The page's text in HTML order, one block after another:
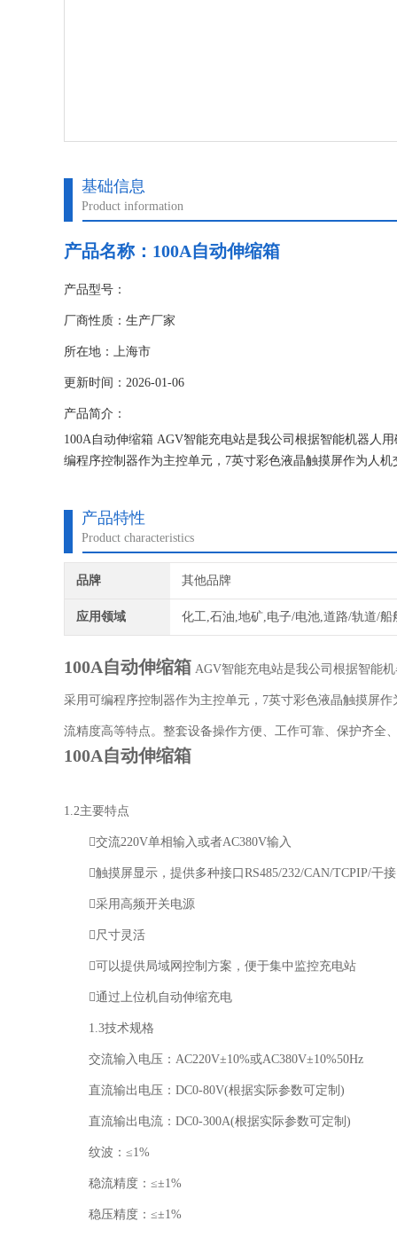
基础信息
Product information
产品名称： 100A自动伸缩箱
产品型号：
厂商性质：生产厂家
所在地：上海市
更新时间：2026-01-06
产品简介：
100A自动伸缩箱 AGV智能充电站是我公司根据智能机器人
编程序控制器作为主控单元，7英寸彩色液晶触摸屏作为人机
产品特性
Product characteristics
品牌 其他品牌
应用领域 化工,石油,地矿,电子/电池,道路/轨道/船
100A自动伸缩箱 AGV智能充电站是我公司根据智能
采用可编程序控制器作为主控单元，7英寸彩色液晶触摸屏
流精度高等特点。整套设备操作方便、工作可靠、保护齐全
100A自动伸缩箱
1.2主要特点
交流220V单相输入或者AC380V输入
触摸屏显示，提供多种接口RS485/232/CAN/TCPIP/干
采用高频开关电源
尺寸灵活
可以提供局域网控制方案，便于集中监控充电站
通过上位机自动伸缩充电
1.3技术规格
交流输入电压：AC220V±10%或AC380V±10%50Hz
直流输出电压：DC0-80V(根据实际参数可定制)
直流输出电流：DC0-300A(根据实际参数可定制)
纹波：≤1%
稳流精度：≤±1%
稳压精度：≤±1%